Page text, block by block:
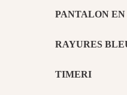
PANTALON
RAYURES
TIMERI